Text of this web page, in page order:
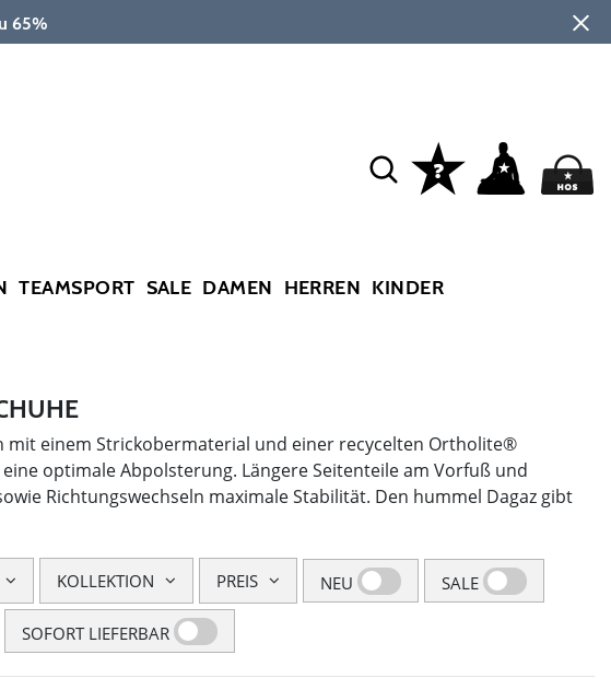
65%
TEAMSPORT SALE DAMEN HERREN KINDER
mit einem Strickobermaterial und einer recycelten Ortholite®
optimale Abpolsterung. Längere Seitenteile am Vorfuß und
Richtungswechseln maximale Stabilität. Den hummel Dagaz gibt
KOLLEKTION PREIS NEU SALE
SOFORT LIEFERBAR